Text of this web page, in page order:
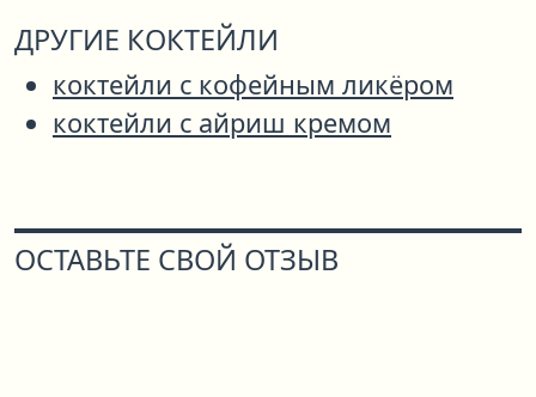
ДРУГИЕ КОКТЕЙЛИ
коктейли с кофейным ликёром
коктейли с айриш кремом
ОСТАВЬТЕ СВОЙ ОТЗЫВ